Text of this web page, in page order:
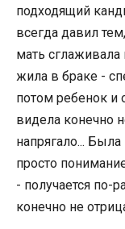
подходящий
всегда давил
мать сглаживала
жила в браке -
потом ребенок и
видела конечно
напрягало...
просто
- получается по-
конечно не